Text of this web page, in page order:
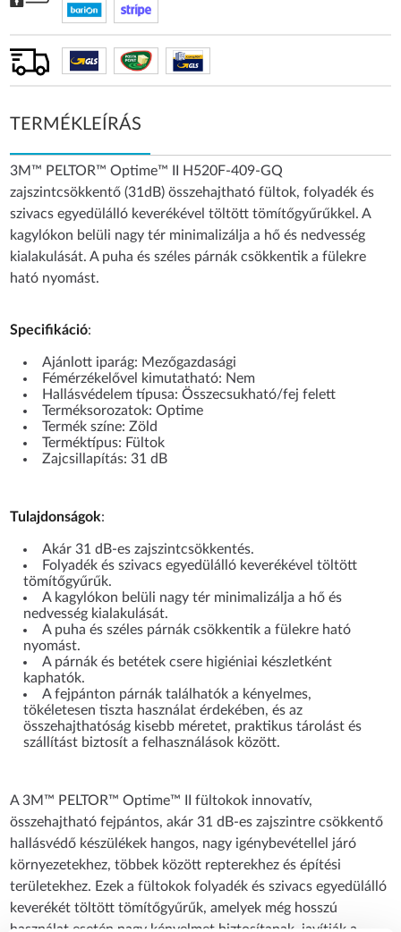
TERMÉKLEÍRÁS
3M™ PELTOR™ Optime™ II H520F-409-GQ
zajszintcsökkentő (31dB) összehajtható fültok, folyadék és
szivacs egyedülálló keverékével töltött tömítőgyűrűkkel. A
kagylókon belüli nagy tér minimalizálja a hő és nedvesség
kialakulását. A puha és széles párnák csökkentik a fülekre
ható nyomást.
Specifikáció:
Ajánlott iparág: Mezőgazdasági
Fémérzékelővel kimutatható: Nem
Hallásvédelem típusa: Összecsukható/fej felett
Terméksorozatok: Optime
Termék színe: Zöld
Terméktípus: Fültok
Zajcsillapítás: 31 dB
Tulajdonságok:
Akár 31 dB-es zajszintcsökkentés.
Folyadék és szivacs egyedülálló keverékével töltött
tömítőgyűrűk.
A kagylókon belüli nagy tér minimalizálja a hő és
nedvesség kialakulását.
A puha és széles párnák csökkentik a fülekre ható
nyomást.
A párnák és betétek csere higiéniai készletként
kaphatók.
A fejpánton párnák találhatók a kényelmes,
tökéletesen tiszta használat érdekében, és az
összehajthatóság kisebb méretet, praktikus tárolást és
szállítást biztosít a felhasználások között.
A 3M™ PELTOR™ Optime™ II fültokok innovatív,
összehajtható fejpántos, akár 31 dB-es zajszintre csökkentő
hallásvédő készülékek hangos, nagy igénybevétellel járó
környezetekhez, többek között repterekhez és építési
területekhez. Ezek a fültokok folyadék és szivacs egyedülálló
keverékét töltött tömítőgyűrűk, amelyek még hosszú
használat esetén nagy kényelmet biztosítanak, javítják a